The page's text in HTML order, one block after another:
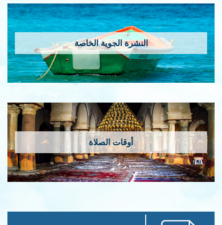
النشرة الجوية الخاصة
أوقات الصلاة